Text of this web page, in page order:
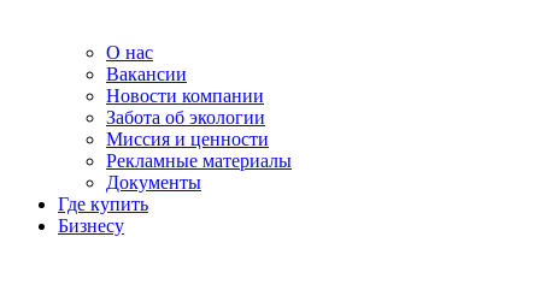
О нас
Вакансии
Новости компании
Забота об экологии
Миссия и ценности
Рекламные материалы
Документы
Где купить
Бизнесу